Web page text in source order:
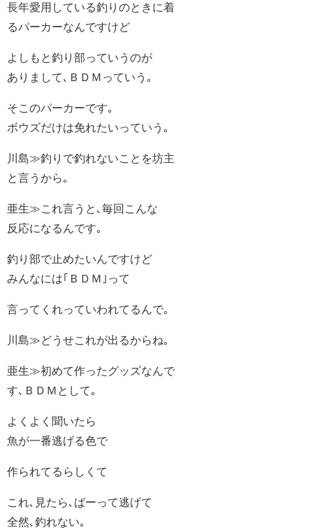
長年愛用している釣りのときに着
るパーカーなんですけど
よしもと釣り部っていうのが
ありまして､ＢＤＭっていう｡
そこのパーカーです｡
ボウズだけは免れたいっていう｡
川島≫釣りで釣れないことを坊主
と言うから｡
亜生≫これ言うと､毎回こんな
反応になるんです｡
釣り部で止めたいんですけど
みんなには｢ＢＤＭ｣って
言ってくれっていわれてるんで｡
川島≫どうせこれが出るからね｡
亜生≫初めて作ったグッズなんで
す､ＢＤＭとして｡
よくよく聞いたら
魚が一番逃げる色で
作られてるらしくて
これ､見たら､ばーって逃げて
全然､釣れない｡